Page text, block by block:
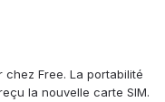
Free. La portabilité
la nouvelle carte SIM.